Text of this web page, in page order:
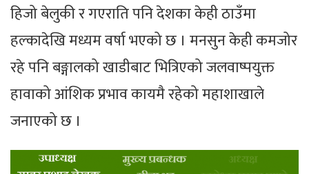
हिजो बेलुकी र गएराति पनि देशका केही ठाउँमा
हल्कादेखि मध्यम वर्षा भएको छ । मनसुन केही कमजोर
रहे पनि बङ्गालको खाडीबाट भित्रिएको जलवाष्पयुक्त
हावाको आंशिक प्रभाव कायमै रहेको महाशाखाले
जनाएको छ ।